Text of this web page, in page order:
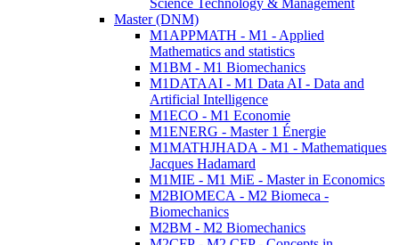
Science Technology & Management
Master (DNM)
M1APPMATH - M1 - Applied
Mathematics and statistics
M1BM - M1 Biomechanics
M1DATAAI - M1 Data AI - Data and
Artificial Intelligence
M1ECO - M1 Economie
M1ENERG - Master 1 Énergie
M1MATHJHADA - M1 - Mathematiques
Jacques Hadamard
M1MIE - M1 MiE - Master in Economics
M2BIOMECA - M2 Biomeca -
Biomechanics
M2BM - M2 Biomechanics